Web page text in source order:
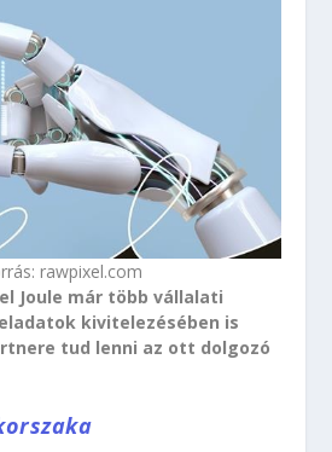
rawpixel.com
Joule már több vállalati
kivitelezésében is
tud lenni az ott dolgozó